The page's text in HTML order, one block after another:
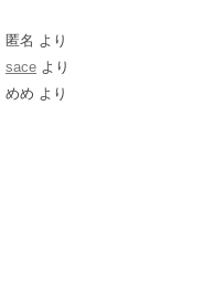
匿名 より
sace より
めめ より